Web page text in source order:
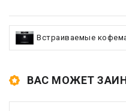
Встраиваемые
ВАС МОЖЕТ